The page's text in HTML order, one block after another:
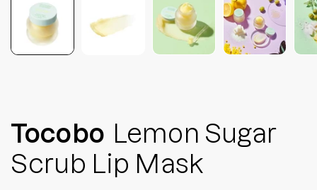
Tocobo Lemon Sugar
Scrub Lip Mask